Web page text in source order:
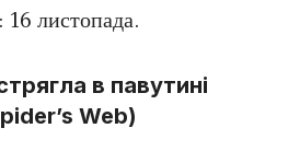
: 16 листопада.
в павутині
Web)